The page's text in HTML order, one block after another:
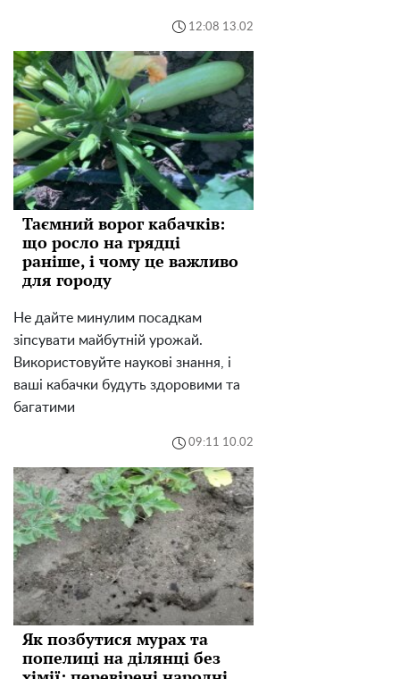
12:08 13.02
Таємний ворог кабачків:
що росло на грядці
раніше, і чому це важливо
для городу
Не дайте минулим посадкам
зіпсувати майбутній урожай.
Використовуйте наукові знання, і
ваші кабачки будуть здоровими та
багатими
09:11 10.02
Як позбутися мурах та
попелиці на ділянці без